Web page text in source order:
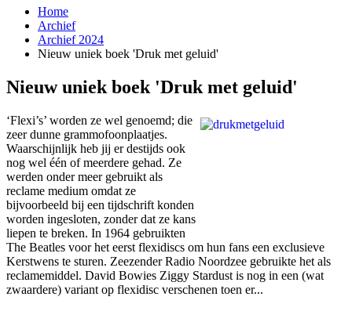
Home
Archief
Archief 2024
Nieuw uniek boek 'Druk met geluid'
Nieuw uniek boek 'Druk met geluid'
‘Flexi’s’ worden ze wel genoemd; die
zeer dunne grammofoonplaatjes.
Waarschijnlijk heb jij er destijds ook
nog wel één of meerdere gehad. Ze
werden onder meer gebruikt als
reclame medium omdat ze
bijvoorbeeld bij een tijdschrift konden
worden ingesloten, zonder dat ze kans
liepen te breken. In 1964 gebruikten
The Beatles voor het eerst flexidiscs om hun fans een exclusieve
Kerstwens te sturen. Zeezender Radio Noordzee gebruikte het als
reclamemiddel. David Bowies Ziggy Stardust is nog in een (wat
zwaardere) variant op flexidisc verschenen toen er...